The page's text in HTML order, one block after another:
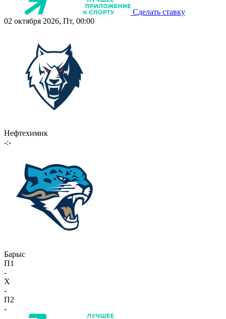
Сделать ставку
02 октября 2026, Пт, 00:00
Нефтехимик
-:-
Барыс
П1
-
X
-
П2
-